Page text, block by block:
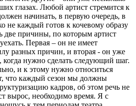
глазах. Любой артист стремится к
начинать, в первую очередь, в
не каждый готов к кочевому образу
две причины, по которым артист
Первая – он не имеет
разных причин, и вторая - он уже
когда нужно сделать следующий шаг.
и к этому нужно относиться
что каждый сезон мы должны
кадров, об этом речь не
вырос, необходимо время. Я с